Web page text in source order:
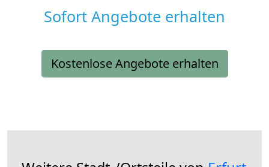
Sofort Angebote erhalten
Kostenlose Angebote erhalten